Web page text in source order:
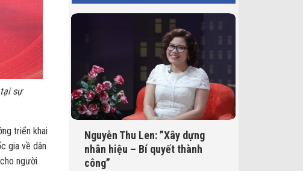
sự
triển khai
gia về dân
người
Nguyễn Thu Len: ”Xây dựng
nhân hiệu – Bí quyết thành
công”